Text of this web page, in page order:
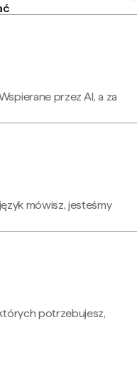
przez AI, a za
mówisz, jesteśmy
potrzebujesz,